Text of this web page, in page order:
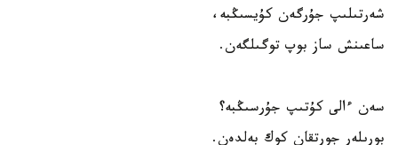
شەرتىلىپ جۇرگەن كۇيسىڭبە،
ساعىنش ساز بوپ توگىلگەن.
سەن ءالى كۇتىپ جۇرسىڭبە؟
بورىلەر جورتقان كوك بەلدەن.